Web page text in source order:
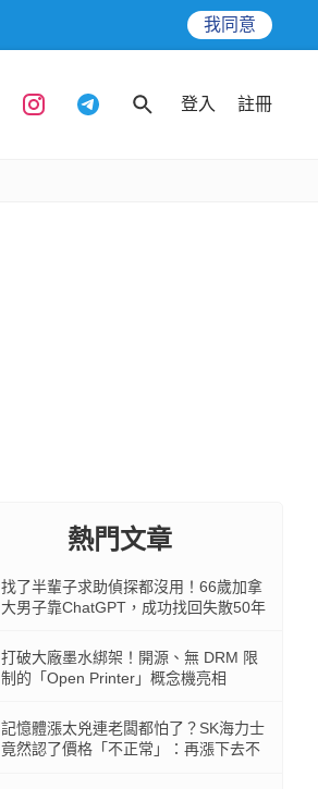
我同意
登入 註冊
熱門文章
找了半輩子求助偵探都沒用！66歲加拿
大男子靠ChatGPT，成功找回失散50年
打破大廠墨水綁架！開源、無 DRM 限
制的「Open Printer」概念機亮相
記憶體漲太兇連老闆都怕了？SK海力士
竟然認了價格「不正常」：再漲下去不